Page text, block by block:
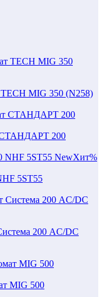
MIG 350 (N258)
СТАНДАРТ 200
NewХит%
5ST55
200 AC/DC
MIG 500